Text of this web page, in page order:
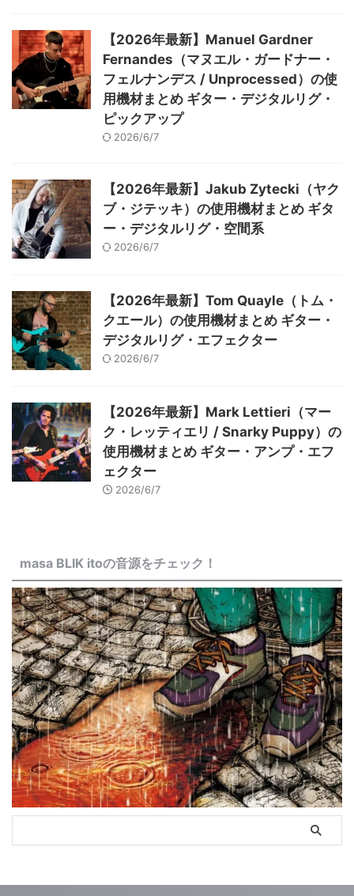
【2026年最新】Manuel Gardner
Fernandes（マヌエル・ガードナー・
フェルナンデス / Unprocessed）の使
用機材まとめ ギター・デジタルリグ・
ピックアップ
2026/6/7
【2026年最新】Jakub Zytecki（ヤク
ブ・ジテッキ）の使用機材まとめ ギタ
ー・デジタルリグ・空間系
2026/6/7
【2026年最新】Tom Quayle（トム・
クエール）の使用機材まとめ ギター・
デジタルリグ・エフェクター
2026/6/7
【2026年最新】Mark Lettieri（マー
ク・レッティエリ / Snarky Puppy）の
使用機材まとめ ギター・アンプ・エフ
ェクター
2026/6/7
masa BLIK itoの音源をチェック！